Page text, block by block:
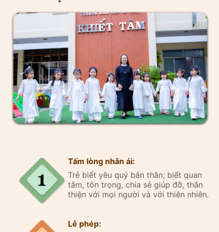
Tấm lòng nhân ái:
Trẻ biết yêu quý bản thân; biết quan
tâm, tôn trọng, chia sẻ giúp đỡ, thân
thiện với mọi người và với thiên nhiên.
Lễ phép: